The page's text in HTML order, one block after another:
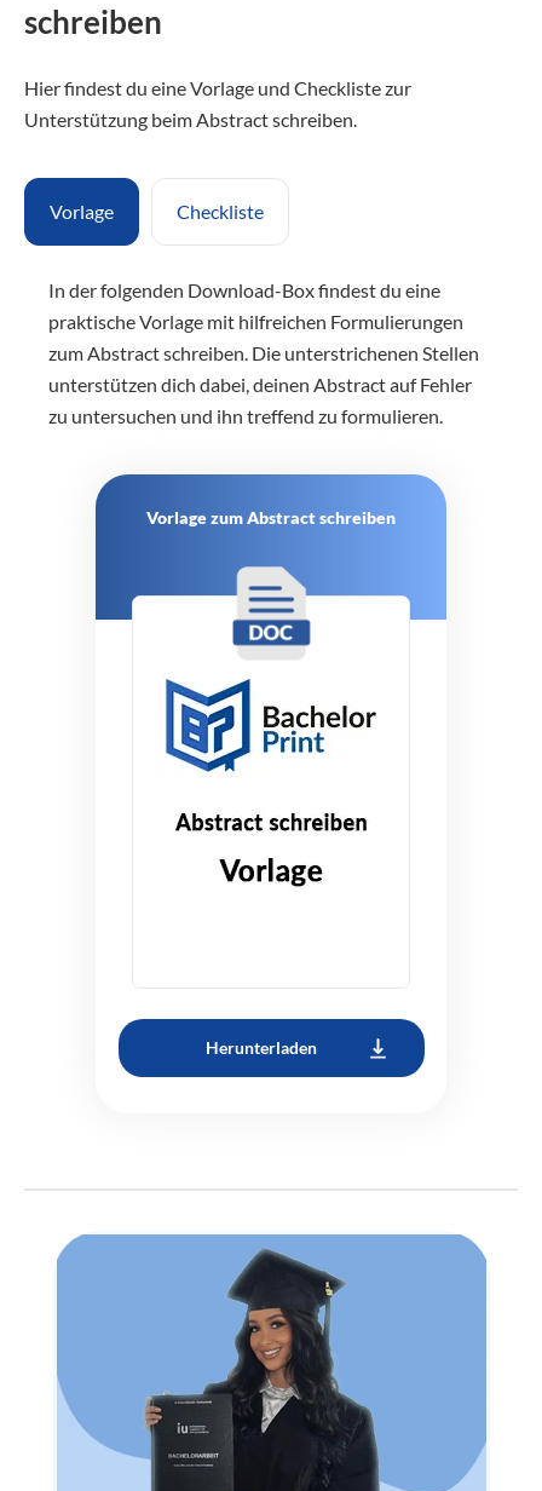
schreiben
Hier findest du eine Vorlage und Checkliste zur
Unterstützung beim Abstract schreiben.
Vorlage Checkliste
In der folgenden Download-Box findest du eine
praktische Vorlage mit hilfreichen Formulierungen
zum Abstract schreiben. Die unterstrichenen Stellen
unterstützen dich dabei, deinen Abstract auf Fehler
zu untersuchen und ihn treffend zu formulieren.
Vorlage zum Abstract schreiben
Herunterladen